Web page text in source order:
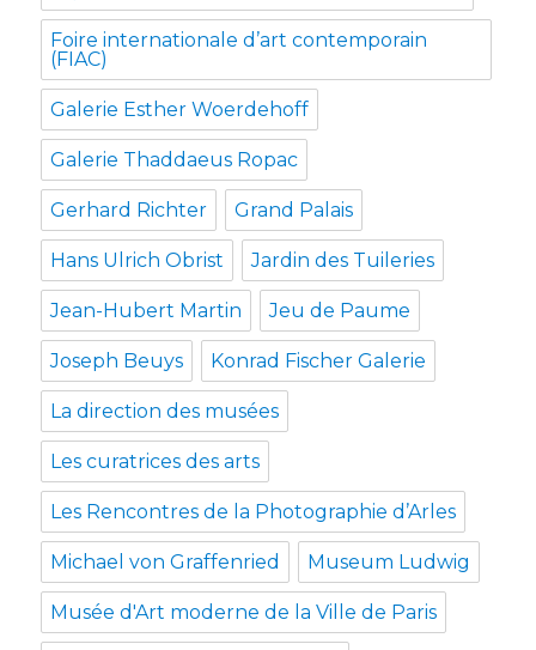
Foire internationale d’art contemporain
(FIAC)
Galerie Esther Woerdehoff
Galerie Thaddaeus Ropac
Gerhard Richter Grand Palais
Hans Ulrich Obrist Jardin des Tuileries
Jean-Hubert Martin Jeu de Paume
Joseph Beuys Konrad Fischer Galerie
La direction des musées
Les curatrices des arts
Les Rencontres de la Photographie d’Arles
Michael von Graffenried Museum Ludwig
Musée d'Art moderne de la Ville de Paris